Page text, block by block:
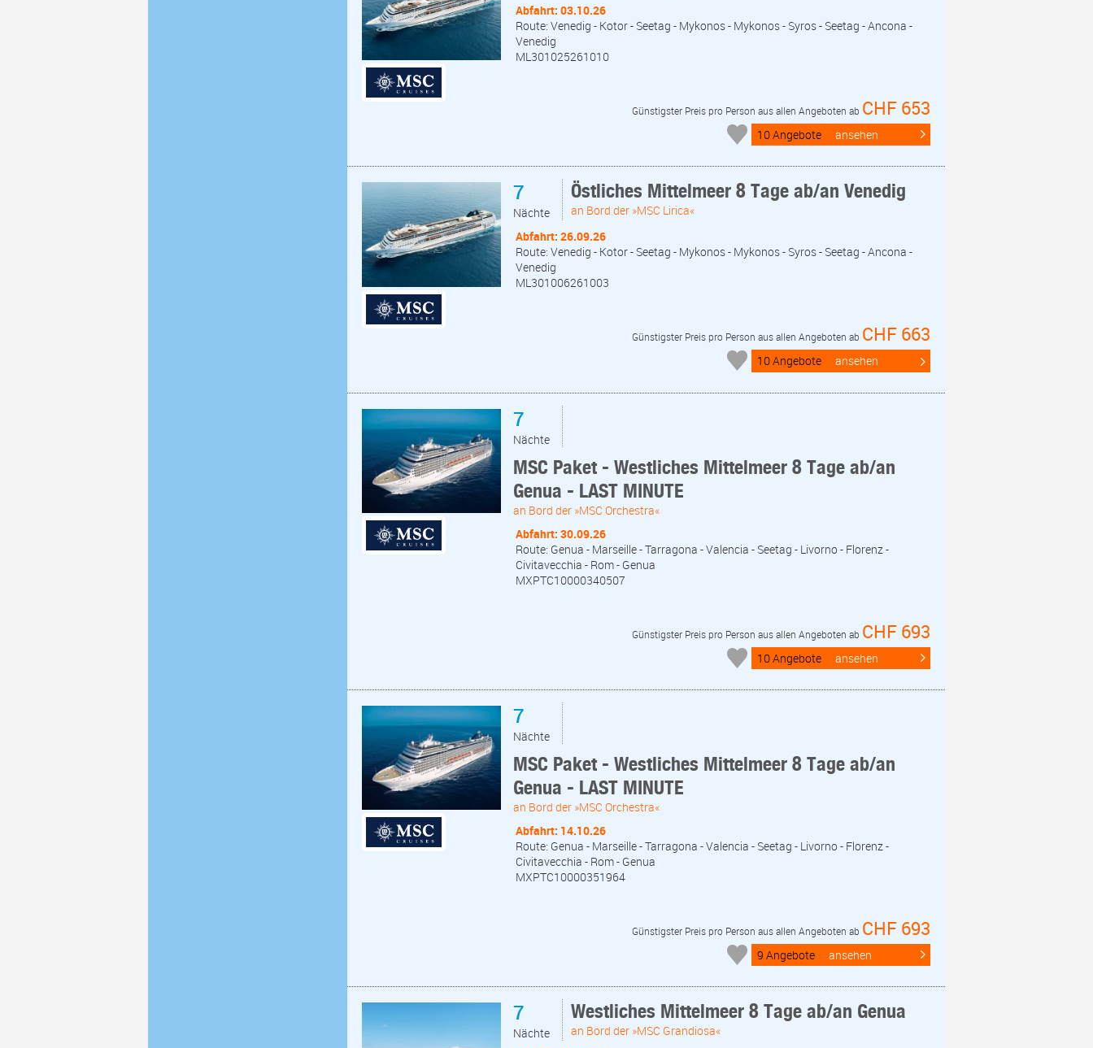
Abfahrt: 03.10.26
Route: Venedig - Kotor - Seetag - Mykonos - Mykonos - Syros - Seetag - Ancona -
Venedig
ML301025261010
Günstigster Preis pro Person aus allen Angeboten ab CHF 653
10 Angebote ansehen
7
Nächte
Östliches Mittelmeer 8 Tage ab/an Venedig
an Bord der »MSC Lirica«
Abfahrt: 26.09.26
Route: Venedig - Kotor - Seetag - Mykonos - Mykonos - Syros - Seetag - Ancona -
Venedig
ML301006261003
Günstigster Preis pro Person aus allen Angeboten ab CHF 663
10 Angebote ansehen
7
Nächte
MSC Paket - Westliches Mittelmeer 8 Tage ab/an
Genua - LAST MINUTE
an Bord der »MSC Orchestra«
Abfahrt: 30.09.26
Route: Genua - Marseille - Tarragona - Valencia - Seetag - Livorno - Florenz -
Civitavecchia - Rom - Genua
MXPTC10000340507
Günstigster Preis pro Person aus allen Angeboten ab CHF 693
10 Angebote ansehen
7
Nächte
MSC Paket - Westliches Mittelmeer 8 Tage ab/an
Genua - LAST MINUTE
an Bord der »MSC Orchestra«
Abfahrt: 14.10.26
Route: Genua - Marseille - Tarragona - Valencia - Seetag - Livorno - Florenz -
Civitavecchia - Rom - Genua
MXPTC10000351964
Günstigster Preis pro Person aus allen Angeboten ab CHF 693
9 Angebote ansehen
7
Nächte
Westliches Mittelmeer 8 Tage ab/an Genua
an Bord der »MSC Grandiosa«